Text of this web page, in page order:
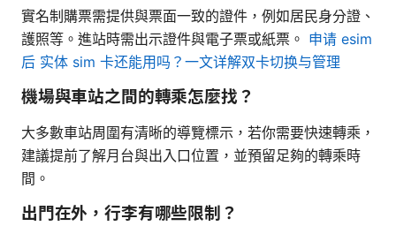
實名制購票需提供與票面一致的證件，例如居民身分證、
護照等。進站時需出示證件與電子票或紙票。 申请 esim
后 实体 sim 卡还能用吗？一文详解双卡切换与管理
機場與車站之間的轉乘怎麼找？
大多數車站周圍有清晰的導覽標示，若你需要快速轉乘，
建議提前了解月台與出入口位置，並預留足夠的轉乘時
間。
出門在外，行李有哪些限制？